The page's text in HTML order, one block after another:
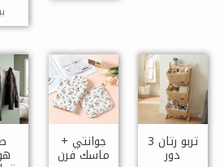
تربو رتان 3
دور
جوانتي +
ماسك فرن